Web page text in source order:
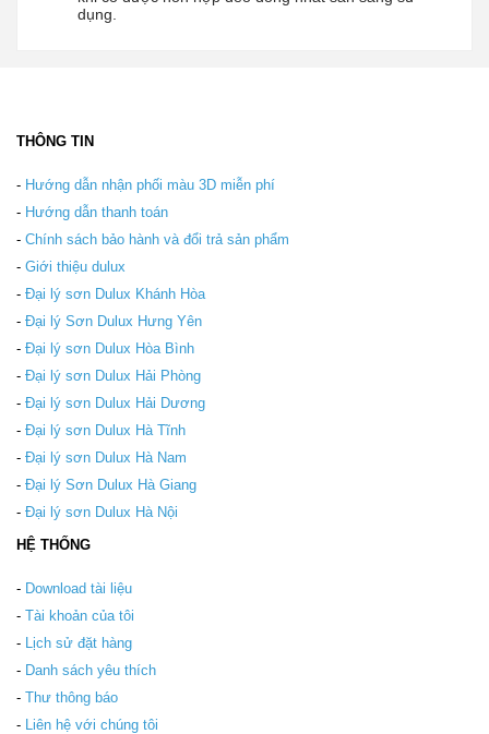
dụng.
THÔNG TIN
- Hướng dẫn nhận phối màu 3D miễn phí
- Hướng dẫn thanh toán
- Chính sách bảo hành và đổi trả sản phẩm
- Giới thiệu dulux
- Đại lý sơn Dulux Khánh Hòa
- Đại lý Sơn Dulux Hưng Yên
- Đại lý sơn Dulux Hòa Bình
- Đại lý sơn Dulux Hải Phòng
- Đại lý sơn Dulux Hải Dương
- Đại lý sơn Dulux Hà Tĩnh
- Đại lý sơn Dulux Hà Nam
- Đại lý Sơn Dulux Hà Giang
- Đại lý sơn Dulux Hà Nội
HỆ THỐNG
- Download tài liệu
- Tài khoản của tôi
-
Lịch sử đặt hàng
- Danh sách yêu thích
- Thư thông báo
-
Liên hệ với chúng tôi